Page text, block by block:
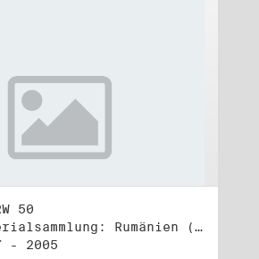
50
Titel: Materialsammlung: Rumänien (1)
- 2005